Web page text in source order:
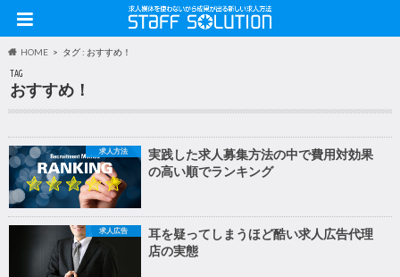
HOME タグ : おすすめ！
TAG
おすすめ！
求人方法
実践した求人募集方法の中で費用対効果
の高い順でランキング
求人広告
耳を疑ってしまうほど酷い求人広告代理
店の実態